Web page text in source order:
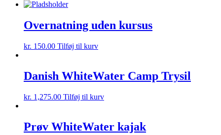
page
Overnatning uden kursus
kr. 150.00 Tilføj til kurv
Danish WhiteWater Camp Trysil
kr. 1,275.00 Tilføj til kurv
Prøv WhiteWater kajak